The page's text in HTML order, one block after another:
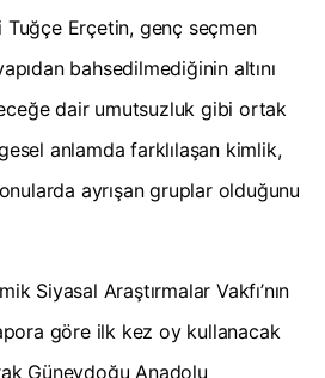
Erçetin, genç seçmen
bahsedilmediğinin altını
dair umutsuzluk gibi ortak
anlamda farklılaşan kimlik,
ayrışan gruplar olduğunu
Siyasal Araştırmalar Vakfı’nın
göre ilk kez oy kullanacak
Güneydoğu Anadolu